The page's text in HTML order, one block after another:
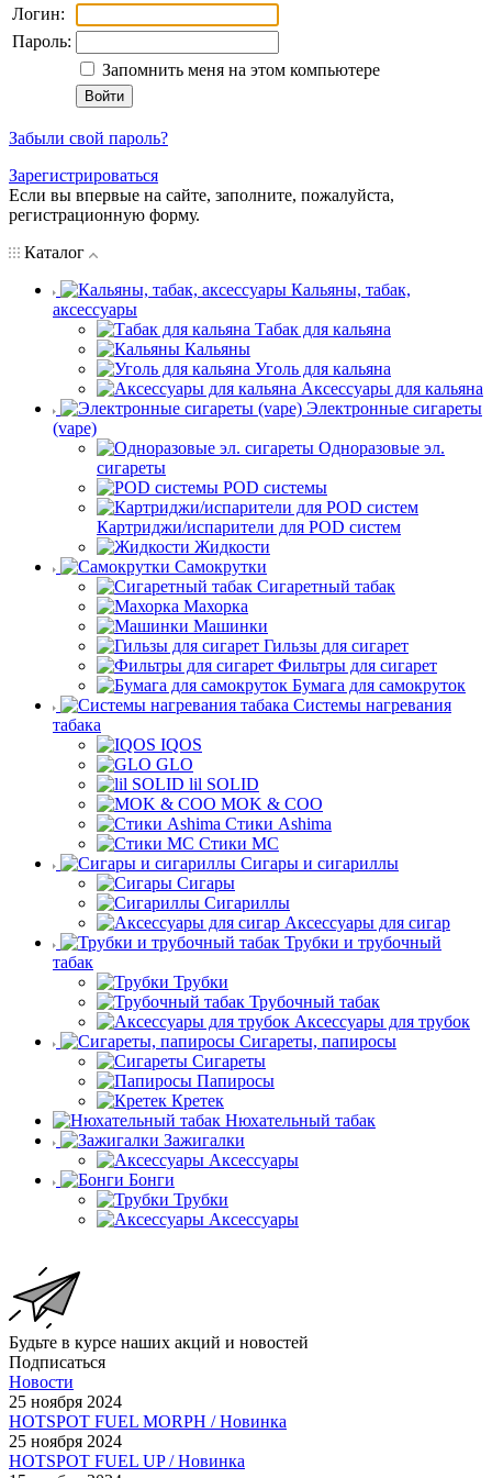
Логин:
Пароль:
Запомнить меня на этом компьютере
Забыли свой пароль?
Зарегистрироваться
Если вы впервые на сайте, заполните, пожалуйста,
регистрационную форму.
Каталог
Кальяны, табак,
аксессуары
Табак для кальяна
Кальяны
Уголь для кальяна
Аксессуары для кальяна
Электронные сигареты
(vape)
Одноразовые эл.
сигареты
POD системы
Картриджи/испарители для POD систем
Жидкости
Самокрутки
Сигаретный табак
Махорка
Машинки
Гильзы для сигарет
Фильтры для сигарет
Бумага для самокруток
Системы нагревания
табака
IQOS
GLO
lil SOLID
MOK & COO
Стики Ashima
Стики MC
Сигары и сигариллы
Сигары
Сигариллы
Аксессуары для сигар
Трубки и трубочный
табак
Трубки
Трубочный табак
Аксессуары для трубок
Сигареты, папиросы
Сигареты
Папиросы
Кретек
Нюхательный табак
Зажигалки
Аксессуары
Бонги
Трубки
Аксессуары
Будьте в курсе наших акций и новостей
Подписаться
Новости
25 ноября 2024
HOTSPOT FUEL MORPH / Новинка
25 ноября 2024
HOTSPOT FUEL UP / Новинка